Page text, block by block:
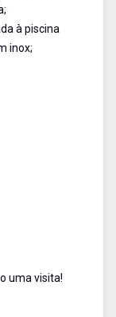
à piscina
inox;
uma visita!